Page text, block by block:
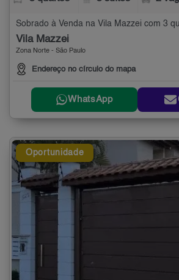
Sobrado à Venda na Vila Mazzei com 3
Vila Mazzei
Zona Norte - São Paulo
Endereço no círculo do mapa
WhatsApp
Oportunidade